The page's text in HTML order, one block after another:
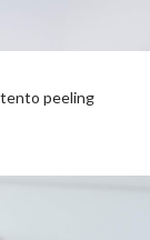
tento peeling